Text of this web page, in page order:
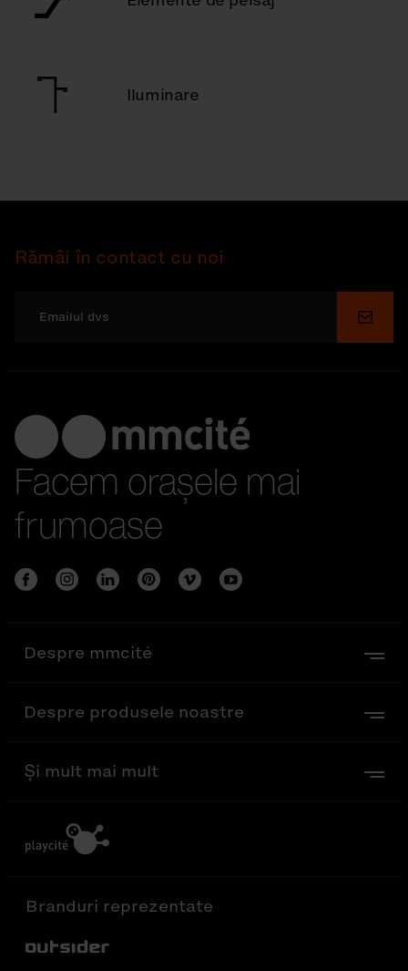
Iluminare
Rămâi în contact cu noi
Facem orașele mai
frumoase
Despre mmcité
Despre produsele noastre
Și mult mai mult
Branduri reprezentate
Out-Sider